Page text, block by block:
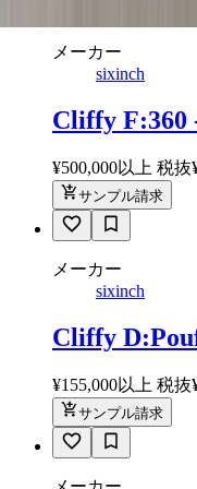
メーカー
sixinch
Cliffy F:360
¥500,000以上 税抜
サンプル請求
メーカー
sixinch
Cliffy
¥155,000以上 税抜
サンプル請求